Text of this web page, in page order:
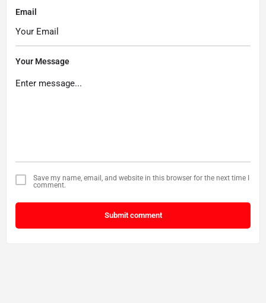
Email
Your Message
Save my name, email, and website in this browser for the next time I
comment.
Submit comment